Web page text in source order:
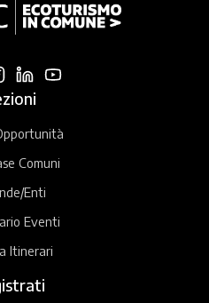
Comuni
Enti
Eventi
Itinerari